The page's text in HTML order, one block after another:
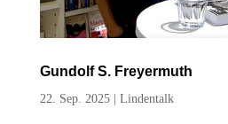
Gundolf S. Freyermuth
22. Sep. 2025| Lindentalk